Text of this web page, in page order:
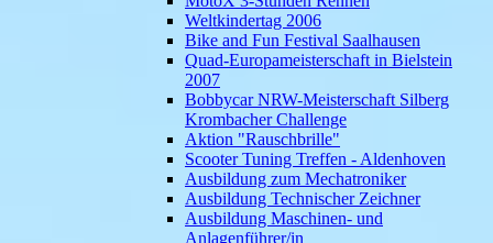
Weltkindertag 2006
Bike and Fun Festival Saalhausen
Quad-Europameisterschaft in Bielstein
2007
Bobbycar NRW-Meisterschaft Silberg
Krombacher Challenge
Aktion "Rauschbrille"
Scooter Tuning Treffen - Aldenhoven
Ausbildung zum Mechatroniker
Ausbildung Technischer Zeichner
Ausbildung Maschinen- und
Anlagenführer/in